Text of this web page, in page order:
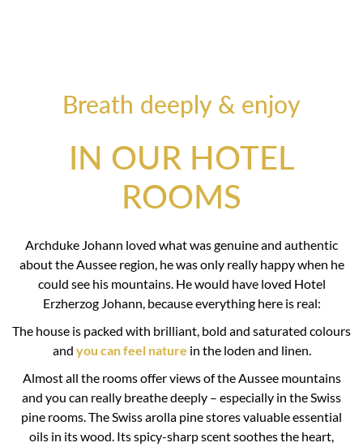
Breath deeply & enjoy
IN OUR HOTEL
ROOMS
Archduke Johann loved what was genuine and authentic
about the Aussee region, he was only really happy when he
could see his mountains. He would have loved Hotel
Erzherzog Johann, because everything here is real:
The house is packed with brilliant, bold and saturated colours
and you can feel nature in the loden and linen.
Almost all the rooms offer views of the Aussee mountains
and you can really breathe deeply – especially in the Swiss
pine rooms. The Swiss arolla pine stores valuable essential
oils in its wood. Its spicy-sharp scent soothes the heart,